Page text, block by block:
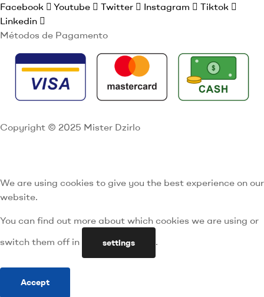
Facebook
Youtube Twitter Instagram
Tiktok
Linkedin
Métodos de Pagamento
Copyright © 2025 Mister Dzirlo
We are using cookies to give you the best experience on our
website.
You can find out more about which cookies we are using or
switch them off in
settings .
Accept